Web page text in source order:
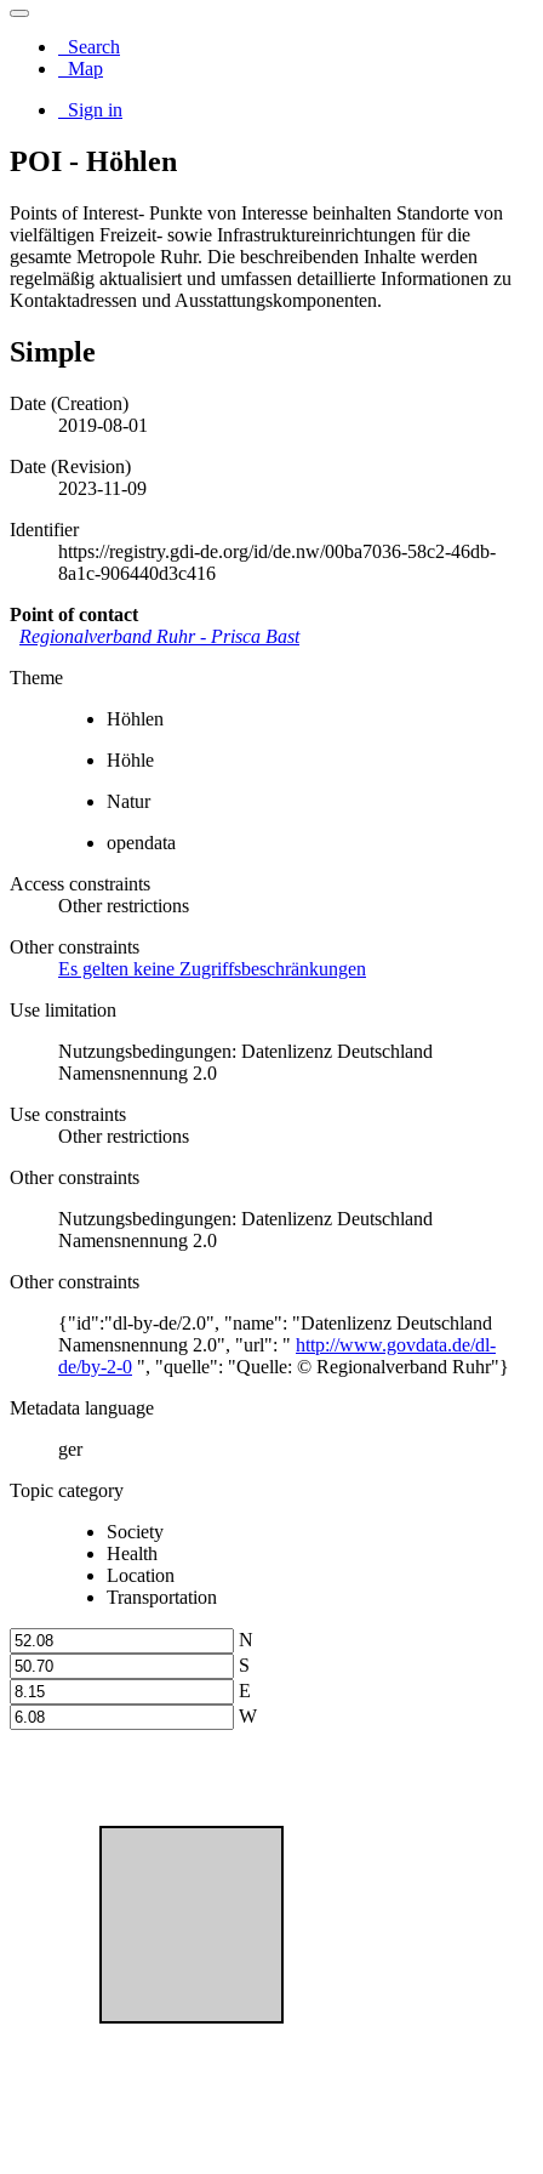
Search
Map
Sign in
POI - Höhlen
Points of Interest- Punkte von Interesse beinhalten Standorte von
vielfältigen Freizeit- sowie Infrastruktureinrichtungen für die
gesamte Metropole Ruhr. Die beschreibenden Inhalte werden
regelmäßig aktualisiert und umfassen detaillierte Informationen zu
Kontaktadressen und Ausstattungskomponenten.
Simple
Date (Creation)
2019-08-01
Date (Revision)
2023-11-09
Identifier
https://registry.gdi-de.org/id/de.nw/00ba7036-58c2-46db-
8a1c-906440d3c416
Point of contact
Regionalverband Ruhr- Prisca Bast
Theme
Höhlen
Höhle
Natur
opendata
Access constraints
Other restrictions
Other constraints
Es gelten keine Zugriffsbeschränkungen
Use limitation
Nutzungsbedingungen: Datenlizenz Deutschland
Namensnennung 2.0
Use constraints
Other restrictions
Other constraints
Nutzungsbedingungen: Datenlizenz Deutschland
Namensnennung 2.0
Other constraints
{"id":"dl-by-de/2.0", "name": "Datenlizenz Deutschland
Namensnennung 2.0", "url": " http://www.govdata.de/dl-
de/by-2-0 ", "quelle": "Quelle: © Regionalverband Ruhr"}
Metadata language
ger
Topic category
Society
Health
Location
Transportation
N
S
E
W